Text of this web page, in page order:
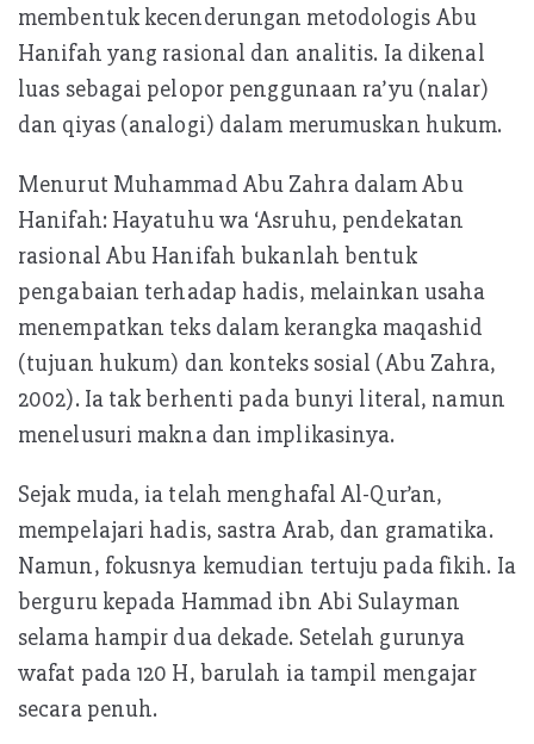
membentuk kecenderungan metodologis Abu
Hanifah yang rasional dan analitis. Ia dikenal
luas sebagai pelopor penggunaan ra’yu (nalar)
dan qiyas (analogi) dalam merumuskan hukum.
Menurut Muhammad Abu Zahra dalam Abu
Hanifah: Hayatuhu wa ‘Asruhu, pendekatan
rasional Abu Hanifah bukanlah bentuk
pengabaian terhadap hadis, melainkan usaha
menempatkan teks dalam kerangka maqashid
(tujuan hukum) dan konteks sosial (Abu Zahra,
2002). Ia tak berhenti pada bunyi literal, namun
menelusuri makna dan implikasinya.
Sejak muda, ia telah menghafal Al-Qur’an,
mempelajari hadis, sastra Arab, dan gramatika.
Namun, fokusnya kemudian tertuju pada fikih. Ia
berguru kepada Hammad ibn Abi Sulayman
selama hampir dua dekade. Setelah gurunya
wafat pada 120 H, barulah ia tampil mengajar
secara penuh.